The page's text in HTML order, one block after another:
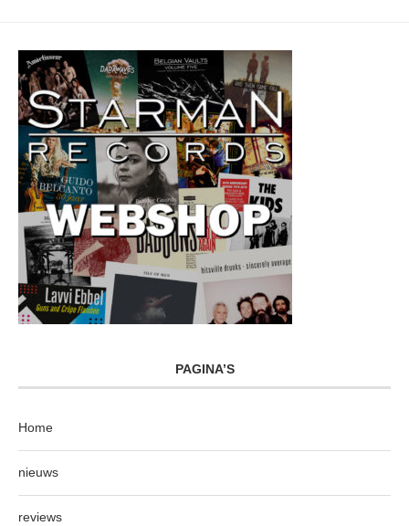
PAGINA’S
Home
nieuws
reviews